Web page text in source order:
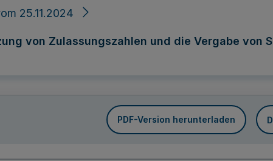
25.11.2024
von Zulassungszahlen und die Vergabe von
PDF-Version herunterladen